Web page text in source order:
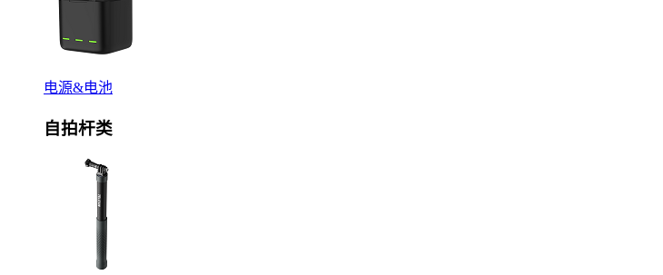
电源&电池
自拍杆类